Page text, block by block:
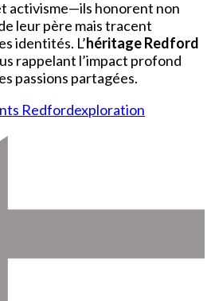
activisme—ils honorent non
leur père mais tracent
identités. L’héritage Redford
rappelant l’impact profond
passions partagées.
Redfordexploration